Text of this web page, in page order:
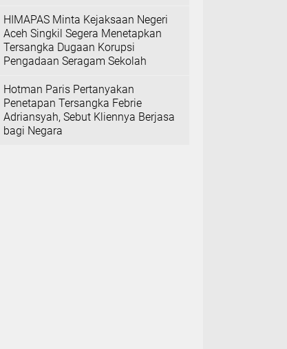
HIMAPAS Minta Kejaksaan Negeri
Aceh Singkil Segera Menetapkan
Tersangka Dugaan Korupsi
Pengadaan Seragam Sekolah
Hotman Paris Pertanyakan
Penetapan Tersangka Febrie
Adriansyah, Sebut Kliennya Berjasa
bagi Negara